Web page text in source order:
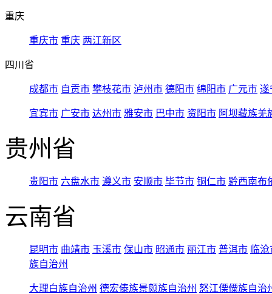
重庆
重庆市 重庆 两江新区
四川省
成都市 自贡市 攀枝花市 泸州市 德阳市 绵阳市 广元市 遂
宜宾市 广安市 达州市 雅安市 巴中市 资阳市 阿坝藏族羌
贵州省
贵阳市 六盘水市 遵义市 安顺市 毕节市 铜仁市 黔西南布
云南省
昆明市 曲靖市 玉溪市 保山市 昭通市 丽江市 普洱市 临
族自治州
大理白族自治州 德宏傣族景颇族自治州 怒江傈僳族自治